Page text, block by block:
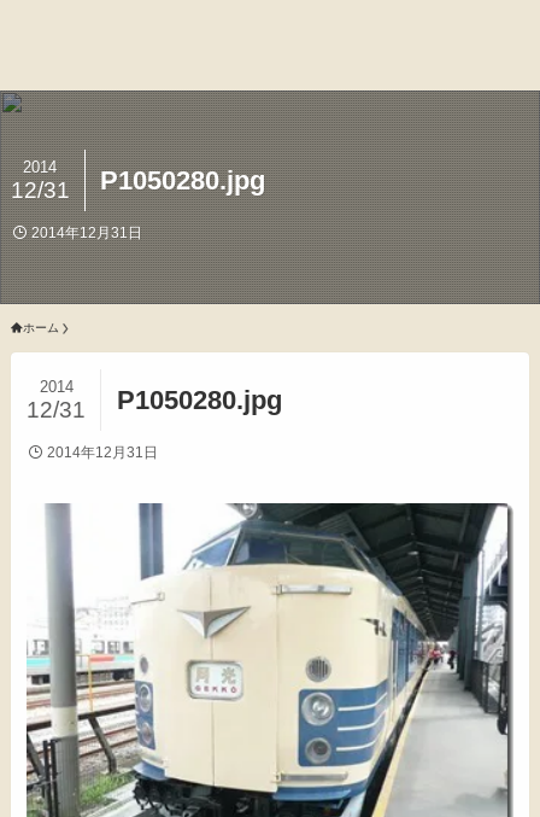
P1050280.jpg
2014
12/31
2014年12月31日
ホーム
P1050280.jpg
2014
12/31
2014年12月31日